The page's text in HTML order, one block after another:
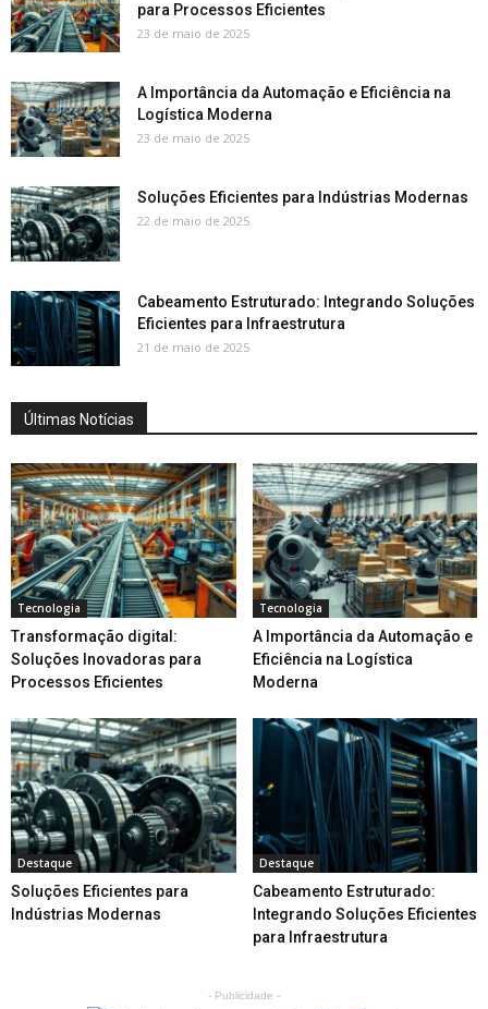
para Processos Eficientes
23 de maio de 2025
A Importância da Automação e Eficiência na
Logística Moderna
23 de maio de 2025
Soluções Eficientes para Indústrias Modernas
22 de maio de 2025
Cabeamento Estruturado: Integrando Soluções
Eficientes para Infraestrutura
21 de maio de 2025
Últimas Notícias
Tecnologia
Transformação digital:
Soluções Inovadoras para
Processos Eficientes
Tecnologia
A Importância da Automação e
Eficiência na Logística
Moderna
Destaque
Soluções Eficientes para
Indústrias Modernas
Destaque
Cabeamento Estruturado:
Integrando Soluções Eficientes
para Infraestrutura
- Publicidade -